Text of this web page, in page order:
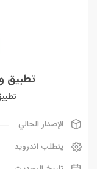
تطبيق
الإصدار الحالي
يتطلب اندرويد